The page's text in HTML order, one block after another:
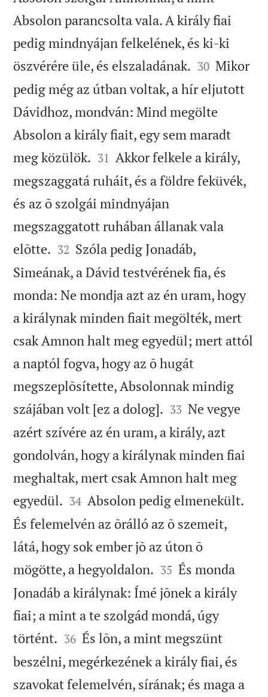
Absolon parancsolta vala. A király fiai
pedig mindnyájan felkelének, és ki-ki
öszvérére üle, és elszaladának. 

30 Mikor
pedig még az útban voltak, a hír eljutott
Dávidhoz, mondván: Mind megölte
Absolon a király fiait, egy sem maradt
meg közülök. 

31 Akkor felkele a király,
megszaggatá ruháit, és a földre feküvék,
és az õ szolgái mindnyájan
megszaggatott ruhában állanak vala
elõtte. 

32 Szóla pedig Jonadáb,
Simeának, a Dávid testvérének fia, és
monda: Ne mondja azt az én uram, hogy
a királynak minden fiait megölték, mert
csak Amnon halt meg egyedül; mert attól
a naptól fogva, hogy az õ hugát
megszeplõsítette, Absolonnak mindig
szájában volt [ez a dolog]. 

33 Ne vegye
azért szívére az én uram, a király, azt
gondolván, hogy a királynak minden fiai
meghaltak, mert csak Amnon halt meg
egyedül. 

34 Absolon pedig elmenekült.
És felemelvén az õrálló az õ szemeit,
látá, hogy sok ember jõ az úton õ
mögötte, a hegyoldalon. 

35 És monda
Jonadáb a királynak: Ímé jõnek a király
fiai; a mint a te szolgád mondá, úgy
történt. 

36 És lõn, a mint megszünt
beszélni, megérkezének a király fiai, és
szavokat felemelvén, sírának; és maga a